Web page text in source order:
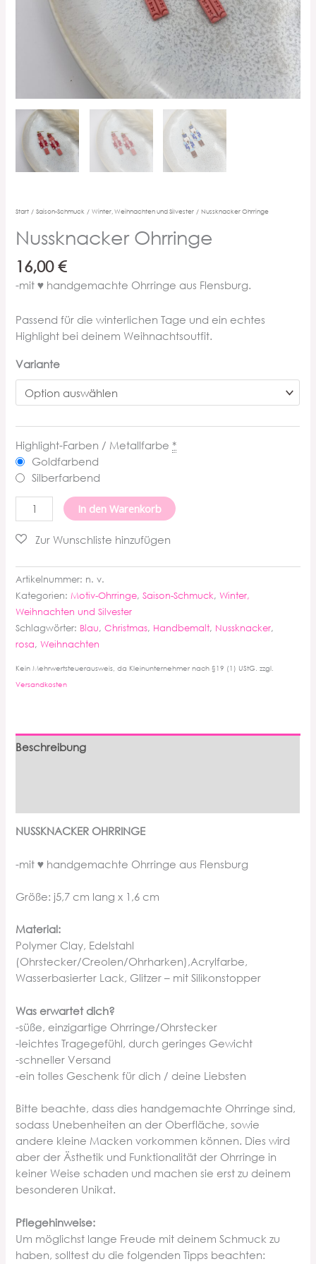
Start /Saison-Schmuck /Winter, Weihnachten und Silvester / Nussknacker Ohrringe
Nussknacker Ohrringe
16,00€
-mit ♥ handgemachte Ohrringe aus Flensburg.
Passend für die winterlichen Tage und ein echtes
Highlight bei deinem Weihnachtsoutfit.
Variante
Highlight-Farben / Metallfarbe *
Goldfarbend
Silberfarbend
Nussknacker
Ohrringe
Menge
In den Warenkorb
Artikelnummer: n. v.
Kategorien:Motiv-Ohrringe,Saison-Schmuck,Winter,
Weihnachten und Silvester
Schlagwörter: Blau,Christmas, Handbemalt, Nussknacker,
rosa,Weihnachten
Kein Mehrwertsteuerausweis, da Kleinunternehmer nach §19 (1) UStG. zzgl.
Versandkosten
Beschreibung
NUSSKNACKER OHRRINGE
-mit ♥ handgemachte Ohrringe aus Flensburg
Größe: j5,7 cm lang x 1,6 cm
Material:
Polymer Clay, Edelstahl
(Ohrstecker/Creolen/Ohrharken),Acrylfarbe,
Wasserbasierter Lack, Glitzer – mit Silikonstopper
Was erwartet dich?
-süße, einzigartige Ohrringe/Ohrstecker
-leichtes Tragegefühl, durch geringes Gewicht
-schneller Versand
-ein tolles Geschenk für dich / deine Liebsten
Bitte beachte, dass dies handgemachte Ohrringe sind,
sodass Unebenheiten an der Oberfläche, sowie
andere kleine Macken vorkommen können. Dies wird
aber der Ästhetik und Funktionalität der Ohrringe in
keiner Weise schaden und machen sie erst zu deinem
besonderen Unikat.
Pflegehinweise:
Um möglichst lange Freude mit deinem Schmuck zu
haben, solltest du die folgenden Tipps beachten: